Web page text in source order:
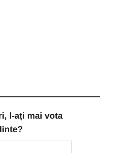
l-ați mai vota